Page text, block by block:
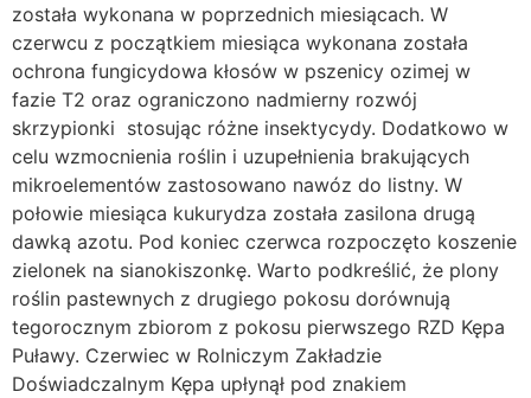
została wykonana w poprzednich miesiącach. W
czerwcu z początkiem miesiąca wykonana została
ochrona fungicydowa kłosów w pszenicy ozimej w
fazie T2 oraz ograniczono nadmierny rozwój
skrzypionki stosując różne insektycydy. Dodatkowo w
celu wzmocnienia roślin i uzupełnienia brakujących
mikroelementów zastosowano nawóz do listny. W
połowie miesiąca kukurydza została zasilona drugą
dawką azotu. Pod koniec czerwca rozpoczęto koszenie
zielonek na sianokiszonkę. Warto podkreślić, że plony
roślin pastewnych z drugiego pokosu dorównują
tegorocznym zbiorom z pokosu pierwszego RZD Kępa
Puławy. Czerwiec w Rolniczym Zakładzie
Doświadczalnym Kępa upłynął pod znakiem